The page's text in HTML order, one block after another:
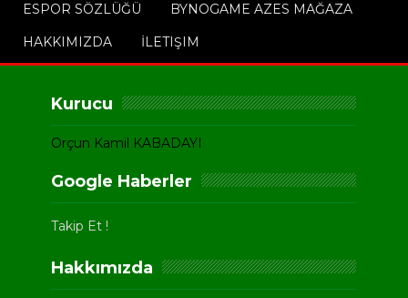
ESPOR SÖZLÜĞÜ
BYNOGAME AZES MAĞAZA
HAKKIMIZDA
İLETIŞIM
Kurucu
Orçun Kamil KABADAYI
Google Haberler
Takip Et !
Hakkımızda